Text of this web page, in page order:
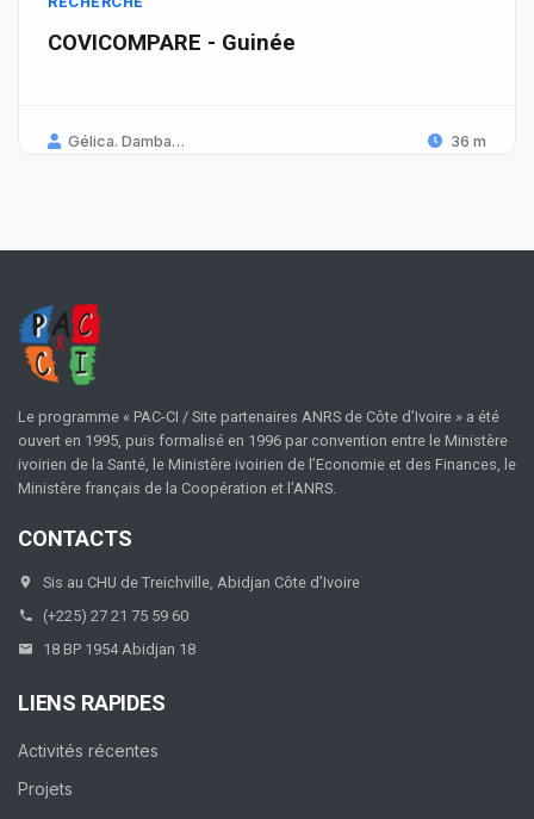
COVICOMPARE - Guinée
Gélica. Damba-Lalarme 36 m
Le programme « PAC-CI / Site partenaires ANRS de Côte d’Ivoire » a été
ouvert en 1995, puis formalisé en 1996 par convention entre le Ministère
ivoirien de la Santé, le Ministère ivoirien de l’Economie et des Finances, le
Ministère français de la Coopération et l’ANRS.
CONTACTS
Sis au CHU de Treichville, Abidjan Côte d’Ivoire
(+225) 27 21 75 59 60
18 BP 1954 Abidjan 18
LIENS RAPIDES
Activités récentes
Projets